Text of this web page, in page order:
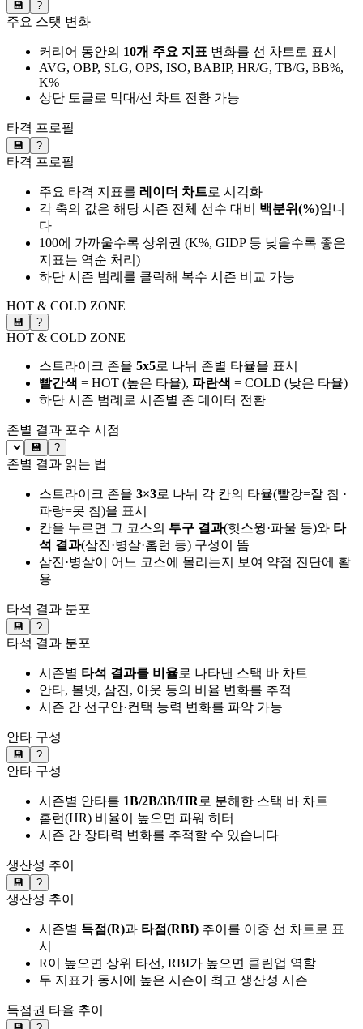
💾 ?
주요 스탯 변화
커리어 동안의 10개 주요 지표 변화를 선 차트로 표시
AVG, OBP, SLG, OPS, ISO, BABIP, HR/G, TB/G, BB%,
K%
상단 토글로 막대/선 차트 전환 가능
타격 프로필
💾 ?
타격 프로필
주요 타격 지표를 레이더 차트로 시각화
각 축의 값은 해당 시즌 전체 선수 대비 백분위(%)입니
다
100에 가까울수록 상위권 (K%, GIDP 등 낮을수록 좋은
지표는 역순 처리)
하단 시즌 범례를 클릭해 복수 시즌 비교 가능
HOT & COLD ZONE
💾 ?
HOT & COLD ZONE
스트라이크 존을 5x5로 나눠 존별 타율을 표시
빨간색 = HOT (높은 타율), 파란색 = COLD (낮은 타율)
하단 시즌 범례로 시즌별 존 데이터 전환
존별 결과 포수 시점
💾 ?
존별 결과 읽는 법
스트라이크 존을 3×3로 나눠 각 칸의 타율(빨강=잘 침 ·
파랑=못 침)을 표시
칸을 누르면 그 코스의 투구 결과(헛스윙·파울 등)와 타
석 결과(삼진·병살·홈런 등) 구성이 뜸
삼진·병살이 어느 코스에 몰리는지 보여 약점 진단에 활
용
타석 결과 분포
💾 ?
타석 결과 분포
시즌별 타석 결과를 비율로 나타낸 스택 바 차트
안타, 볼넷, 삼진, 아웃 등의 비율 변화를 추적
시즌 간 선구안·컨택 능력 변화를 파악 가능
안타 구성
💾 ?
안타 구성
시즌별 안타를 1B/2B/3B/HR로 분해한 스택 바 차트
홈런(HR) 비율이 높으면 파워 히터
시즌 간 장타력 변화를 추적할 수 있습니다
생산성 추이
💾 ?
생산성 추이
시즌별 득점(R)과 타점(RBI) 추이를 이중 선 차트로 표
시
R이 높으면 상위 타선, RBI가 높으면 클린업 역할
두 지표가 동시에 높은 시즌이 최고 생산성 시즌
득점권 타율 추이